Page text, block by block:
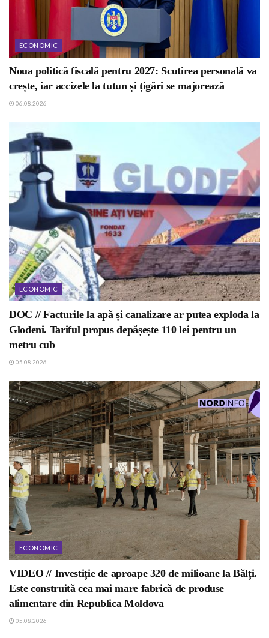
ECONOMIC
Noua politică fiscală pentru 2027: Scutirea personală va
crește, iar accizele la tutun și țigări se majorează
06.08.2026
ECONOMIC
DOC // Facturile la apă și canalizare ar putea exploda la
Glodeni. Tariful propus depășește 110 lei pentru un
metru cub
05.08.2026
ECONOMIC
VIDEO // Investiție de aproape 320 de milioane la Bălți.
Este construită cea mai mare fabrică de produse
alimentare din Republica Moldova
05.08.2026